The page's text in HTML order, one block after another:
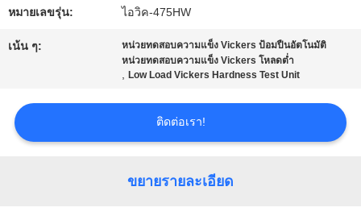
PRIVACY
หมายเลขรุ่น: ไอวิค-475HW
เน้น ๆ:
หน่วยทดสอบความแข็ง Vickers ป้อมปืนอัตโนมัติ
หน่วยทดสอบความแข็ง Vickers โหลดต่ำ
,Low Load Vickers Hardness Test Unit
ติดต่อเรา!
ขยายรายละเอียด